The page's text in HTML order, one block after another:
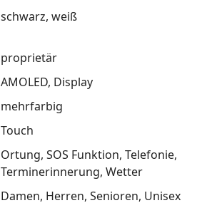
schwarz weiß
proprietär
AMOLED Display
mehrfarbig
Touch
Ortung SOS Funktion Telefonie
Terminerinnerung Wetter
Damen Herren Senioren Unisex